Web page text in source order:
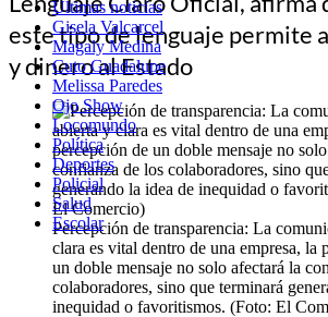
Últimas noticias
Gisela Valcarcel
Magaly Medina
Cuto Guadalupe
Melissa Paredes
Ojo Show
Locomundo
Política
Deportes
Policial
Salud
Escolar
este tipo de lenguaje permite
y dinero al Estado
Percepción de transparencia: La
clara es vital dentro de una empresa, la
un doble mensaje no solo afectará la
colaboradores, sino que terminará
inequidad o favoritismos. (Foto: El